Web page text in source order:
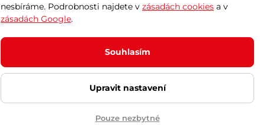
nesbíráme. Podrobnosti najdete v zásadách cookies a v
zásadách Google.
Souhlasím
Upravit nastavení
Pouze nezbytné